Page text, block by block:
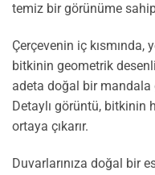
temiz bir görünüme
Çerçevenin iç
bitkinin geometrik
adeta doğal bir
Detaylı görüntü, bitkinin
ortaya çıkarır.
Duvarlarınıza doğal bir